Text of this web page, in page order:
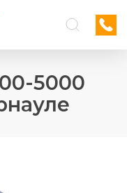
5000